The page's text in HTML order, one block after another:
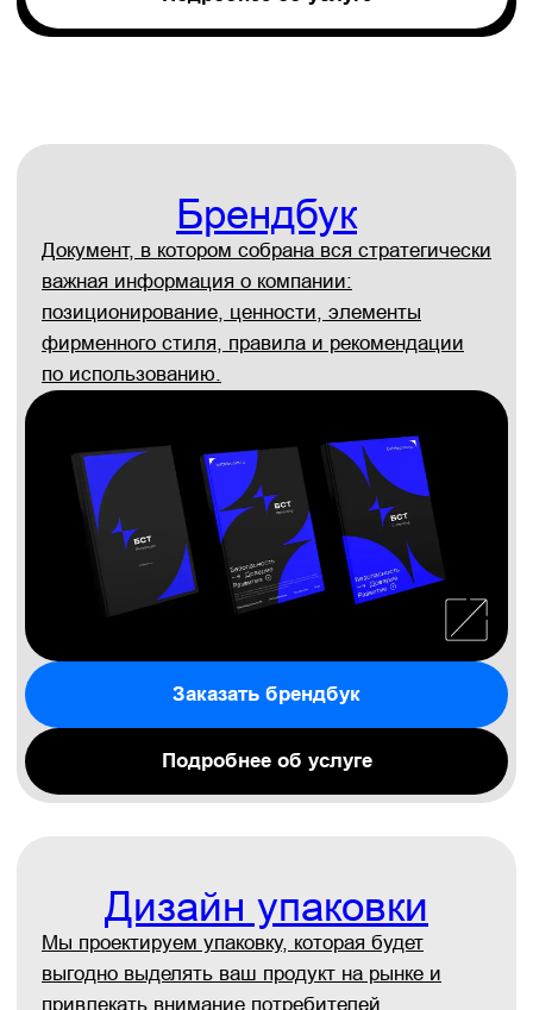
брать в руки, листать и разглядывать.
Мы знаем, как захватить внимание вашей
Заказать презентацию
Дизайн-аутсорсинг
Вы получаете команду опытных дизайнеров
для создания действительно оригинального
дизайна. Мы работаем с широким пулом
индустрий и не мыслим шаблонно. Посмотрим
на ваш бизнес под другим углом, предложим
И быстро их реализуем.